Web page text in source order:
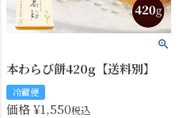
本わらび餅420g【送料別】
冷蔵便
価格¥1,550税込